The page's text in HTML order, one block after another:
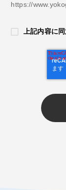
https://
上記内容に